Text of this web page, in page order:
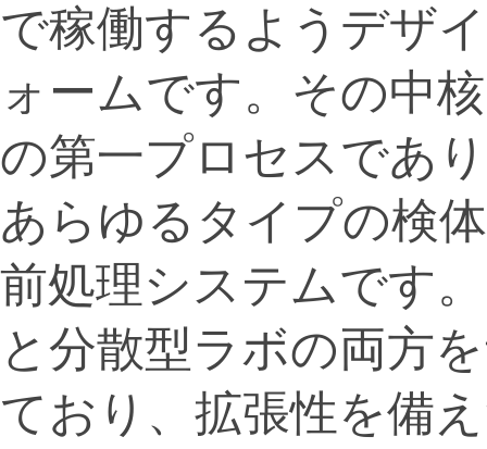
で稼働するようデザ
ォームです。その中
の第一プロセスであ
あらゆるタイプの検
前処理システムです
と分散型ラボの両方
ており、拡張性を備